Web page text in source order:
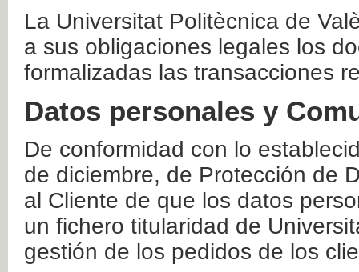
La Universitat Politècnica de
a sus obligaciones legales los
formalizadas las transacciones
Datos personales y
De conformidad con lo
de diciembre, de Protección de
al Cliente de que los datos
un fichero titularidad de
gestión de los pedidos de los